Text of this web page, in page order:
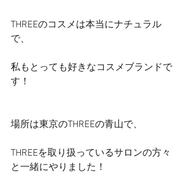
THREEのコスメは本当にナチュラル
で、
私もとっても好きなコスメブランドで
す！
場所は東京のTHREEの青山で、
THREEを取り扱っているサロンの方々
と一緒にやりました！